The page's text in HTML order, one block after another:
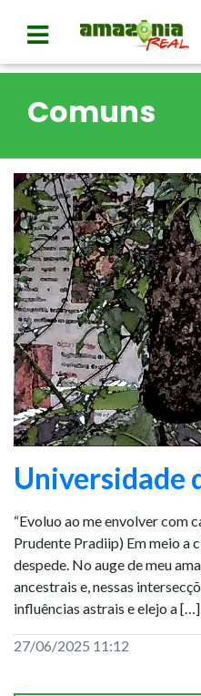
Comuns
Universidade
“Evoluo ao me envolver com
Prudente Pradiip) Em meio a
despede. No auge de meu
ancestrais e, nessas
influências astrais e elejo a […]
27/06/2025 11:12